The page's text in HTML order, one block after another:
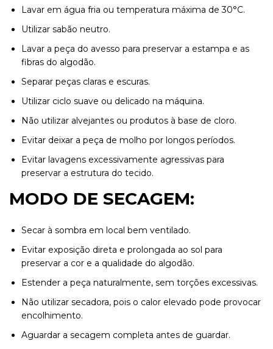
Lavar em água fria ou temperatura máxima de 30°C.
Utilizar sabão neutro.
Lavar a peça do avesso para preservar a estampa e as
fibras do algodão.
Separar peças claras e escuras.
Utilizar ciclo suave ou delicado na máquina.
Não utilizar alvejantes ou produtos à base de cloro.
Evitar deixar a peça de molho por longos períodos.
Evitar lavagens excessivamente agressivas para
preservar a estrutura do tecido.
MODO DE SECAGEM:
Secar à sombra em local bem ventilado.
Evitar exposição direta e prolongada ao sol para
preservar a cor e a qualidade do algodão.
Estender a peça naturalmente, sem torções excessivas.
Não utilizar secadora, pois o calor elevado pode provocar
encolhimento.
Aguardar a secagem completa antes de guardar.